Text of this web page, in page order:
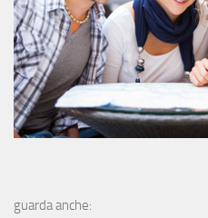
guarda anche: